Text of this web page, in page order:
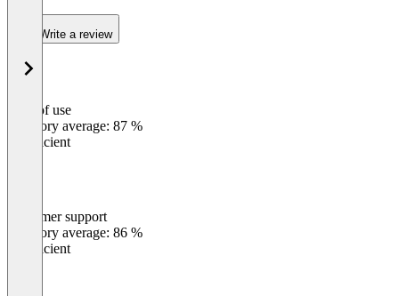
Write a review
Ease of use
Category average: 87 %
Insufficient
Customer support
Category average: 86 %
Insufficient